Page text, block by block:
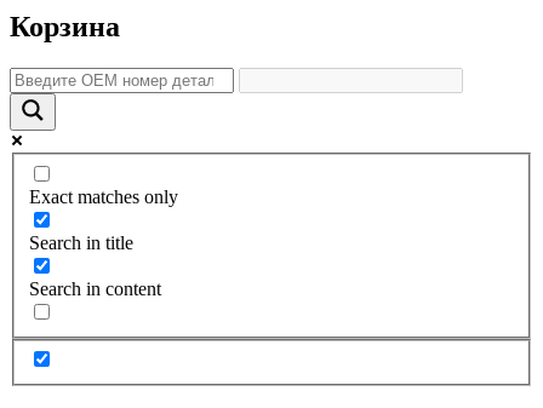
Корзина
Exact matches only
Search in title
Search in content